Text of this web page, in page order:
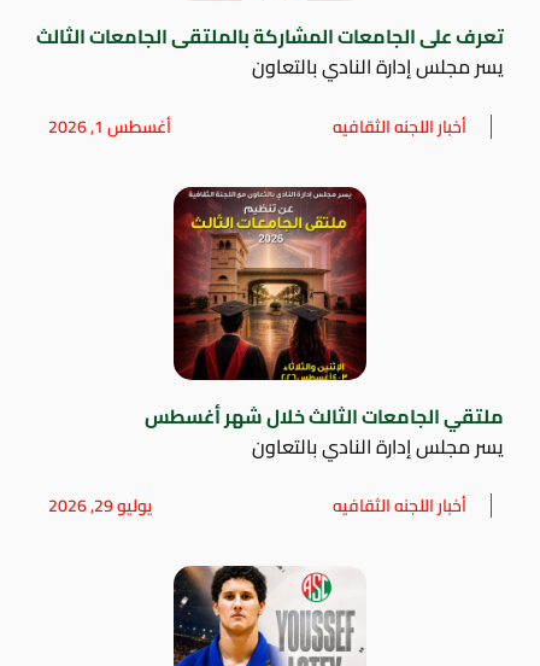
تعرف على الجامعات المشاركة بالملتقى الجامعات الثالث
يسر مجلس إدارة النادي بالتعاون
أخبار اللجنه الثقافيه أغسطس 1, 2026
ملتقي الجامعات الثالث خلال شهر أغسطس
يسر مجلس إدارة النادي بالتعاون
أخبار اللجنه الثقافيه يوليو 29, 2026